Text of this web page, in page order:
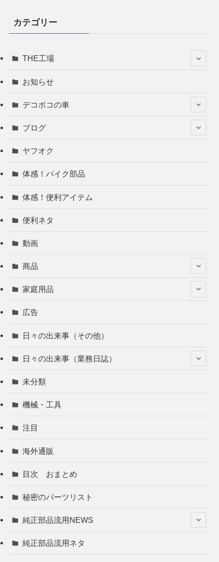
カテゴリー
THE工場
お知らせ
デコボコの車
ブログ
ヤフオク
体感！バイク部品
体感！便利アイテム
便利ネタ
動画
商品
家庭用品
広告
日々の出来事（その他）
日々の出来事（業務日誌）
未分類
機械・工具
注目
海外通販
目次 おまとめ
秘密のパーツリスト
純正部品流用NEWS
純正部品流用ネタ